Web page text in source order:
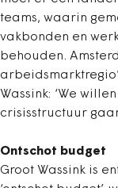
teams, waarin
vakbonden en
behouden.
Wassink: ‘We
crisisstructuur
Ontschot budget
Groot Wassink is